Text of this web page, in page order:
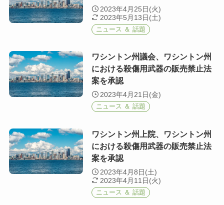
2023年4月25日(火)
2023年5月13日(土)
ニュース ＆ 話題
ワシントン州議会、ワシントン州
における殺傷用武器の販売禁止法
案を承認
2023年4月21日(金)
ニュース ＆ 話題
ワシントン州上院、ワシントン州
における殺傷用武器の販売禁止法
案を承認
2023年4月8日(土)
2023年4月11日(火)
ニュース ＆ 話題